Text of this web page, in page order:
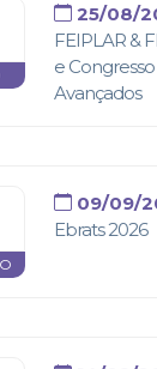
25/08/
FEIPLAR &
e
Avançados
09/09/
Ebrats 2026